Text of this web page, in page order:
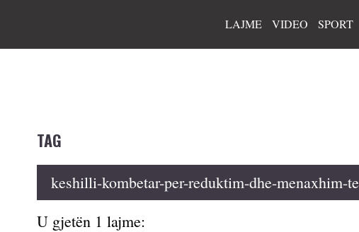
LAJME VIDEO SPORT
TAG
keshilli-kombetar-per-reduktim-dhe-menaxhim-
U gjetën 1 lajme: